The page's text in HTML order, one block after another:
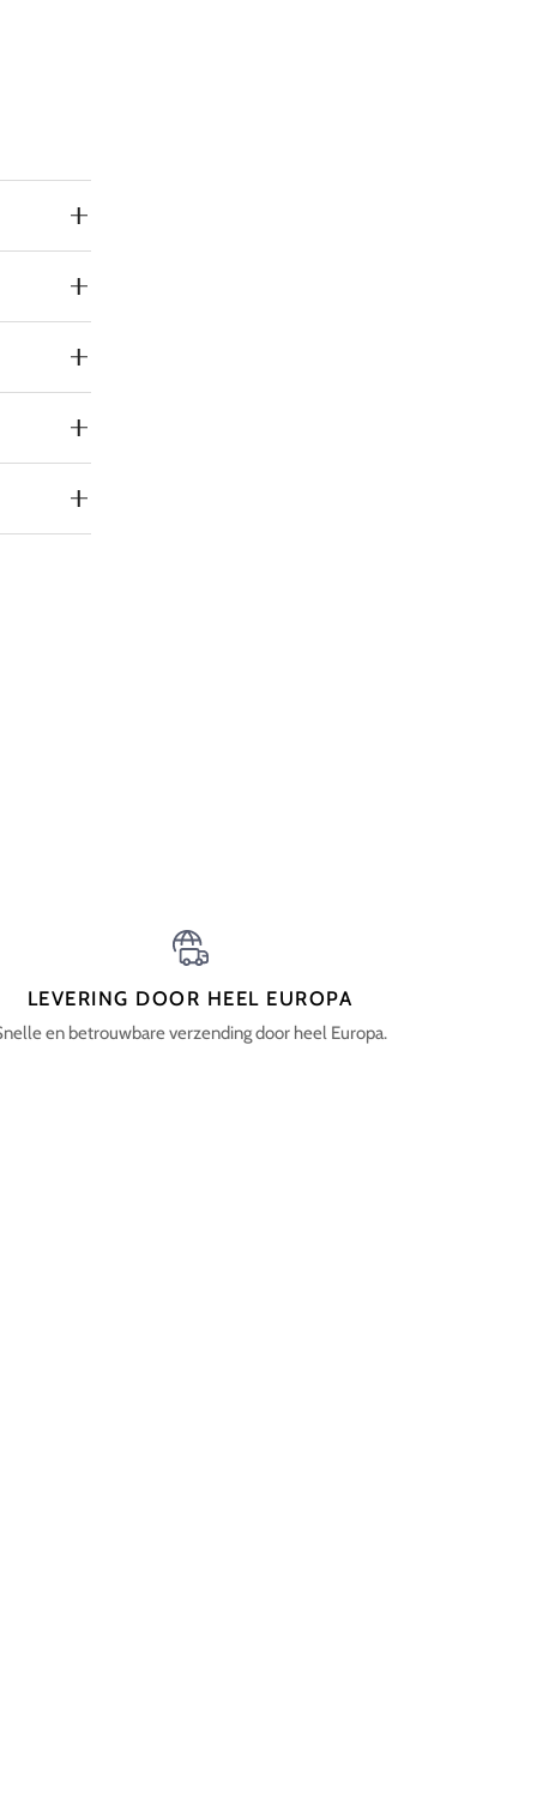
LEVERING DOOR HEEL EUROPA
en betrouwbare verzending door heel Europa.